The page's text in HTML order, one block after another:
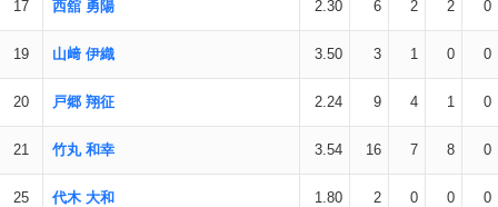
17 西舘 勇陽 2.30 6 2 2 0
19 山﨑 伊織 3.50 3 1 0 0
20 戸郷 翔征 2.24 9 4 1 0
21 竹丸 和幸 3.54 16 7 8 0
25 代木 大和 1.80 2 0 0 0